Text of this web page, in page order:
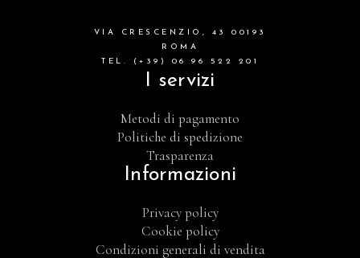
VIA CRESCENZIO, 43 00193
ROMA
TEL. (+39) 06 96 522 201
I servizi
Metodi di pagamento
Politiche di spedizione
Trasparenza
Informazioni
Privacy policy
Cookie policy
Condizioni generali di vendita